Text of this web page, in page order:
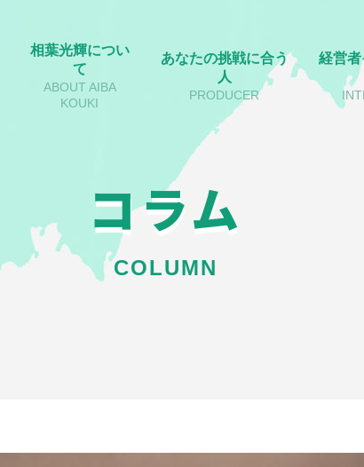
相葉光輝につい
て
ABOUT AIBA
KOUKI
あなたの挑戦に合う
人
PRODUCER
経営
コラム
COLUMN